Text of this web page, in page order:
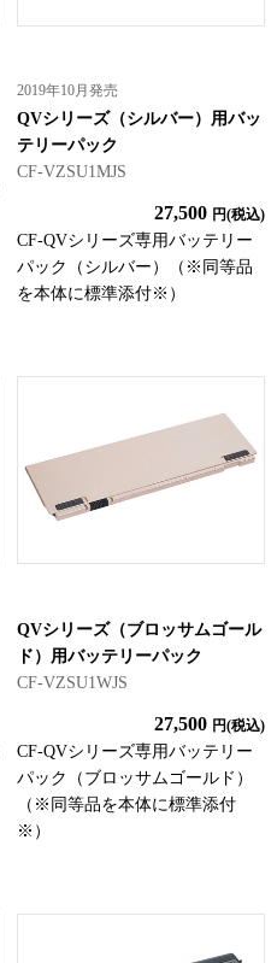
2019年10月発売
QVシリーズ（シルバー）用バッ
テリーパック
CF-VZSU1MJS
27,500 円(税込)
CF-QVシリーズ専用バッテリー
パック（シルバー）（※同等品
を本体に標準添付※）
QVシリーズ（ブロッサムゴール
ド）用バッテリーパック
CF-VZSU1WJS
27,500 円(税込)
CF-QVシリーズ専用バッテリー
パック（ブロッサムゴールド）
（※同等品を本体に標準添付
※）